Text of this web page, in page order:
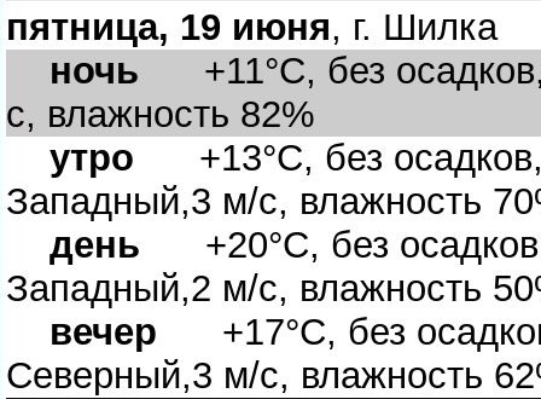
пятница, 19 июня, г. Шилка
ночь +11°C, без
с, влажность 82%
утро +13°C, без осадков,
Западный,3 м/с, влажность
день +20°C, без
Западный,2 м/с, влажность
ечер +17°C, без
Северный,3 м/с, влажность